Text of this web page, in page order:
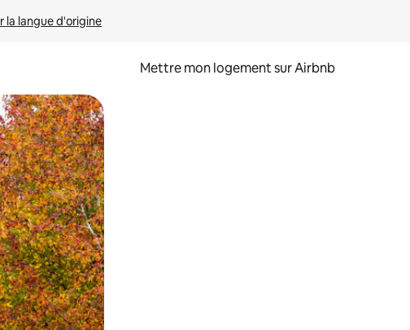
la langue d'origine
Mettre mon logement sur Airbnb
en faisant glisser.